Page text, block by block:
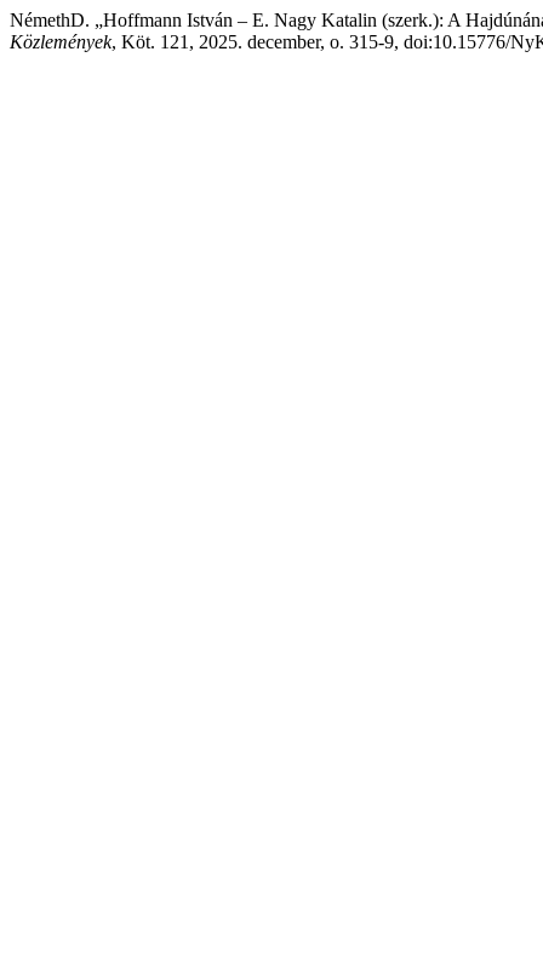
NémethD. „Hoffmann István – E. Nagy Katalin (szerk.): A
Közlemények, Köt. 121, 2025. december, o. 315-9, doi:10.15776/